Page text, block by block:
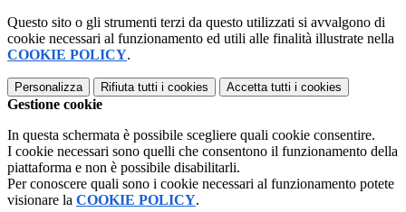
Questo sito o gli strumenti terzi da questo utilizzati si avvalgono di
cookie necessari al funzionamento ed utili alle finalità illustrate nella
COOKIE POLICY.
Personalizza Rifiuta tutti i cookies Accetta tutti i cookies
Gestione cookie
In questa schermata è possibile scegliere quali cookie consentire.
I cookie necessari sono quelli che consentono il funzionamento della
piattaforma e non è possibile disabilitarli.
Per conoscere quali sono i cookie necessari al funzionamento potete
visionare la COOKIE POLICY.